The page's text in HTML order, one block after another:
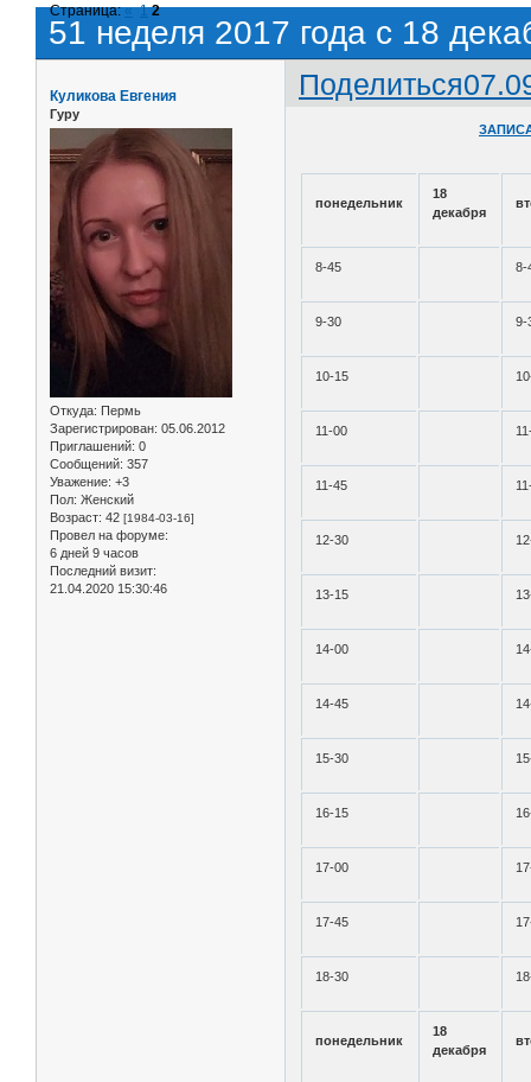
51 неделя 2017 года с 18
Страница:« 1 2
Поделиться
Куликова Евгения
Гуру
Откуда: Пермь
Зарегистрирован: 05.06.2012
Приглашений: 0
Сообщений: 357
Уважение: +3
Пол: Женский
Возраст: 42 [1984-03-16]
Провел на форуме:
6 дней 9 часов
Последний визит:
21.04.2020 15:30:46
понедельник
18
декабря
8-45 8-
9-30 9-
10-15
11-00
11-45
12-30
13-15
14-00
14-45
15-30
16-15
17-00
17-45
18-30
понедельник
18
декабря